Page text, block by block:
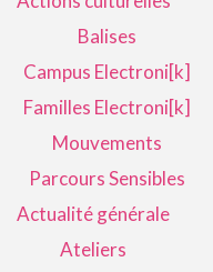
Balises
Campus Electroni[k]
Familles Electroni[k]
Mouvements
Parcours Sensibles
Actualité générale
Ateliers